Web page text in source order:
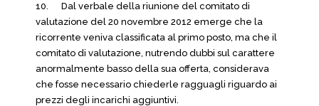
10. Dal verbale della riunione del comitato di
valutazione del 20 novembre 2012 emerge che la
ricorrente veniva classificata al primo posto, ma che il
comitato di valutazione, nutrendo dubbi sul carattere
anormalmente basso della sua offerta, considerava
che fosse necessario chiederle ragguagli riguardo ai
prezzi degli incarichi aggiuntivi.